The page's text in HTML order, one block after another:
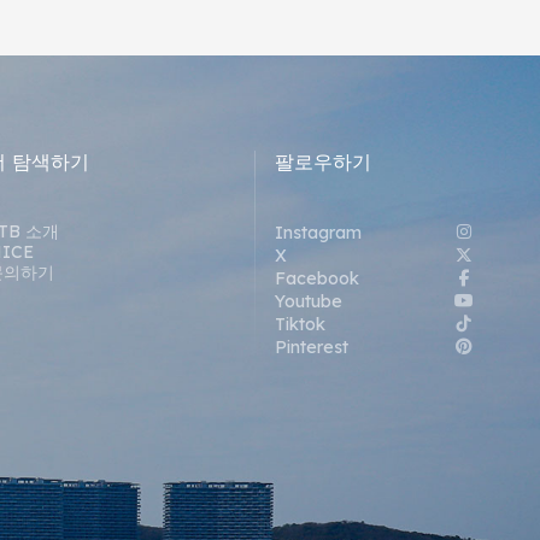
탐색하기
소개
하기
팔로우하기
Instagram
X
Facebook
Youtube
Tiktok
Pinterest